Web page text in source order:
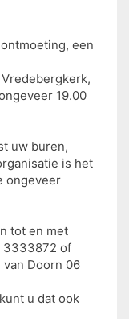
een
19.00
uw buren,
is het
ongeveer
tot en met
3333872 of
Doorn 06
u dat ook